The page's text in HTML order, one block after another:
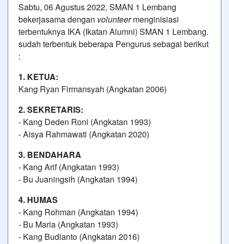
Sabtu, 06 Agustus 2022, SMAN 1 Lembang
bekerjasama dengan volunteermenginisiasi
terbentuknya IKA (Ikatan Alumni) SMAN 1 Lembang.
sudah terbentuk beberapa Pengurus sebagai berikut
:
1. KETUA:
Kang Ryan Firmansyah (Angkatan 2006)
2. SEKRETARIS:
- Kang Deden Roni (Angkatan 1993)
- Aisya Rahmawati (Angkatan 2020)
3. BENDAHARA
- Kang Arif (Angkatan 1993)
- Bu Juaningsih (Angkatan 1994)
4. HUMAS
- Kang Rohman (Angkatan 1994)
- Bu Maria (Angkatan 1993)
- Kang Budianto (Angkatan 2016)